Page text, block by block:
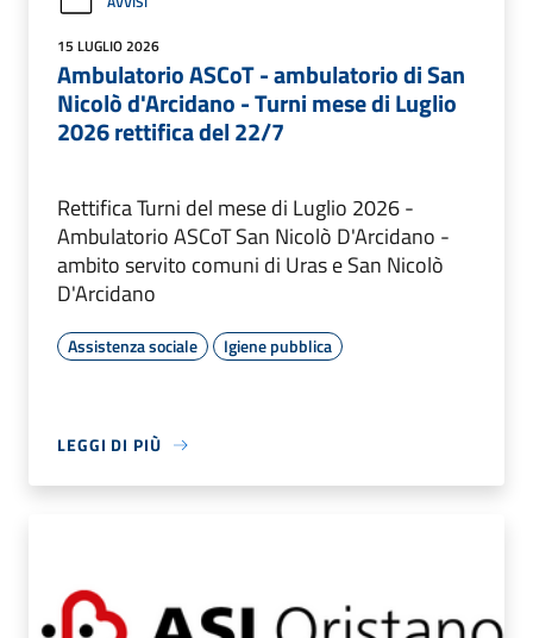
15 LUGLIO 2026
Ambulatorio ASCoT - ambulatorio di San
Nicolò d'Arcidano - Turni mese di Luglio
2026 rettifica del 22/7
Rettifica Turni del mese di Luglio 2026 -
Ambulatorio ASCoT San Nicolò D'Arcidano -
ambito servito comuni di Uras e San Nicolò
D'Arcidano
Assistenza sociale Igiene pubblica
LEGGI DI PIÙ